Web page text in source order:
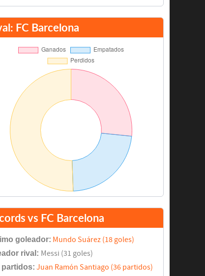
FC Barcelona
vs FC Barcelona
goleador: Mundo Suárez (18 goles)
rival: Messi (31 goles)
partidos: Juan Ramón Santiago (36 partidos)